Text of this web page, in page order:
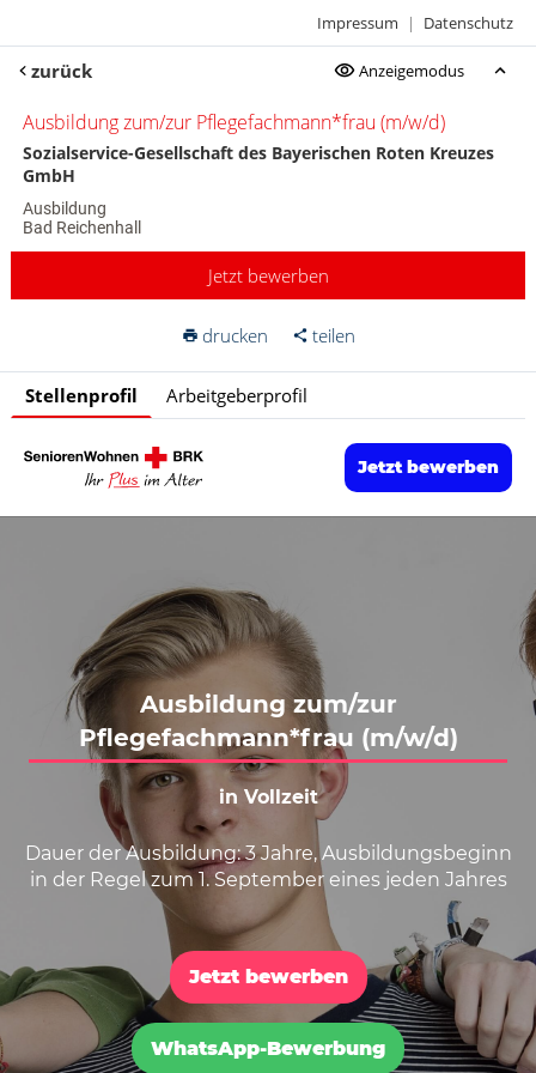
Impressum | Datenschutz
zurück Anzeigemodus
Ausbildung zum/zur Pflegefachmann*frau (m/w/d)
Sozialservice-Gesellschaft des Bayerischen Roten Kreuzes
GmbH
Ausbildung
Bad Reichenhall
Jetzt bewerben
drucken teilen
Stellenprofil Arbeitgeberprofil
Karte anzeigen